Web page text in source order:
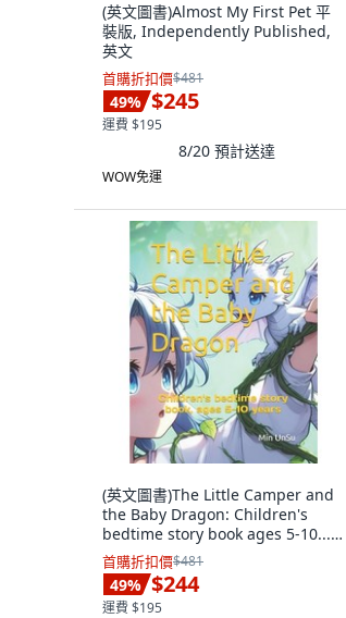
(英文圖書)Almost My First Pet 平
裝版, Independently Published,
英文
首購折扣價$481
49% $245
運費 $195
8/20 預計送達
WOW免運
(英文圖書)The Little Camper and
the Baby Dragon: Children's
bedtime story book ages 5-10...
平裝版, Independently
Published, 英文
首購折扣價$481
49% $244
運費 $195